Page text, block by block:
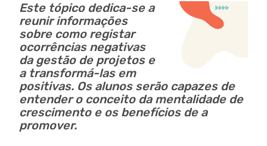
Este tópico dedica-se a
reunir informações
sobre como registar
ocorrências negativas
da gestão de projetos e
a transformá-las em
positivas. Os alunos serão capazes de
entender o conceito da mentalidade de
crescimento e os benefícios de a
promover.